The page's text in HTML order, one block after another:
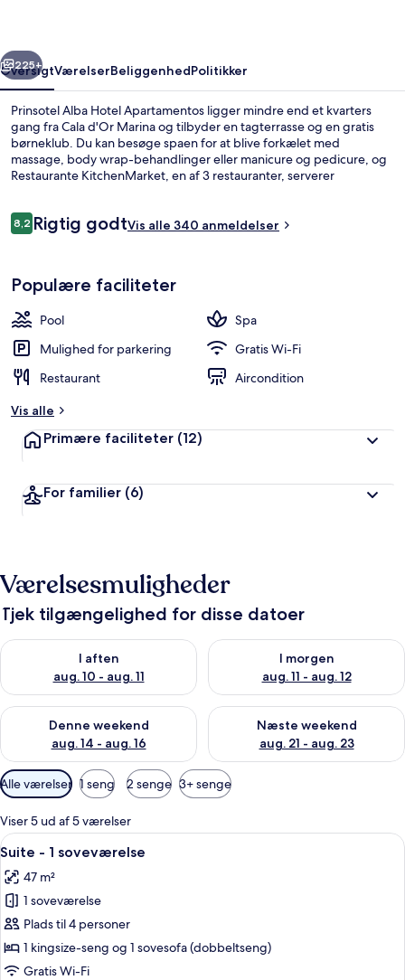
Næste
225+
OversigtVærelserBeliggenhedPolitikker
Prinsotel Alba Hotel Apartamentos ligger mindre end et kvarters
gang fra Cala d'Or Marina og tilbyder en tagterrasse og en gratis
børneklub. Du kan besøge spaen for at blive forkælet med
massage, body wrap-behandlinger eller manicure og pedicure, og
Restaurante KitchenMarket, en af 3 restauranter, serverer
Anmeldelser
8,28,2 ud af 10.
Rigtig godtVis alle 340 anmeldelser
Populære faciliteter
Pool
Spa
Mulighed for parkering
Gratis Wi-Fi
Restaurant
Aircondition
Vis alle
Primære faciliteter (12)
For familier (6)
Værelsesmuligheder
Tjek tilgængelighed for disse datoer
I aften
aug. 10 - aug. 11
Tjek tilgængelighed for i aften aug. 10 - aug. 11
I morgen
aug. 11 - aug. 12
Tjek tilgængelighed for i
Denne weekend
aug. 14 - aug. 16
Tjek tilgængelighed for denne weekend aug. 14 - aug. 16
Næste weekend
aug. 21 - aug. 23
Tjek tilgængelighed for næste
Tilgængelige
filtre
for
værelser
Alle værelser 1 seng 2 senge 3+ senge
Viser 5 ud af 5 værelser
Indlæs
alle
billeder
af
Suite
-
1
Et moderne hotelværelse med en
1
Suite - 1 soveværelse
47 m²
1 soveværelse
Plads til 4 personer
1 kingsize-seng og 1 sovesofa (dobbeltseng)
Gratis Wi-Fi